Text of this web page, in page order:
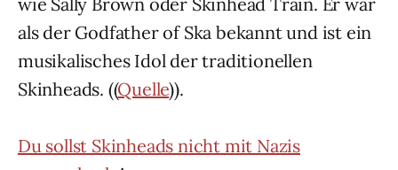
als der Godfather of Ska bekannt und ist ein
musikalisches Idol der traditionellen
Skinheads. ((Quelle)).
Du sollst Skinheads nicht mit Nazis